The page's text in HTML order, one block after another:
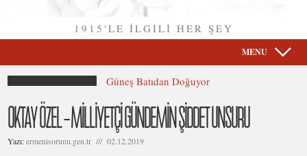
1915'LE İLGİLİ HER ŞEY
MENU
Güneş Batıdan Doğuyor
OKTAY ÖZEL – MİLLİYETÇİ GÜNDEMİN ŞİDDET UNSURU
Yazı:ermenisorunu.gen.tr /// 02.12.2019